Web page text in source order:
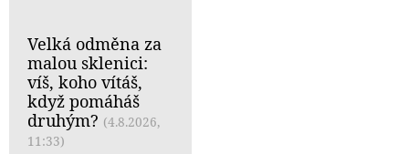
Velká odměna za
malou sklenici:
víš, koho vítáš,
když pomáháš
druhým? (4.8.2026,
11:33)